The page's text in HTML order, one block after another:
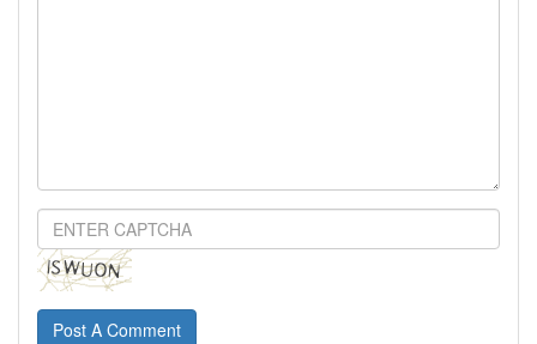
Post A Comment